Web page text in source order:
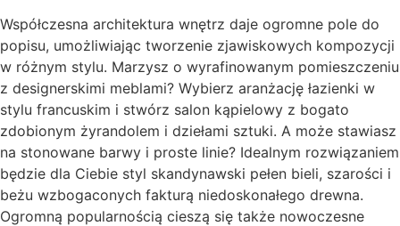
Współczesna architektura wnętrz daje ogromne pole do
popisu, umożliwiając tworzenie zjawiskowych kompozycji
w różnym stylu. Marzysz o wyrafinowanym pomieszczeniu
z designerskimi meblami? Wybierz aranżację łazienki w
stylu francuskim i stwórz salon kąpielowy z bogato
zdobionym żyrandolem i dziełami sztuki. A może stawiasz
na stonowane barwy i proste linie? Idealnym rozwiązaniem
będzie dla Ciebie styl skandynawski pełen bieli, szarości i
beżu wzbogaconych fakturą niedoskonałego drewna.
Ogromną popularnością cieszą się także nowoczesne